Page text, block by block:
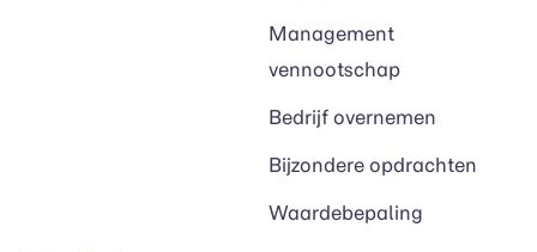
Management
vennootschap
Bedrijf overnemen
Bijzondere opdrachten
Waardebepaling